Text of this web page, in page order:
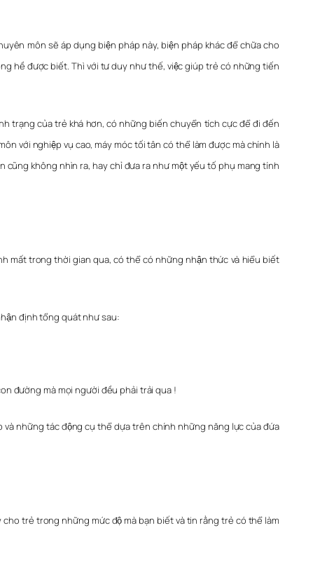
môn sẽ áp dụng biện pháp này, biện pháp khác để chữa cho
hề được biết. Thì với tư duy như thế, việc giúp trẻ có những tiến
trạng của trẻ khá hơn, có những biến chuyển tích cực để đi đến
với nghiệp vụ cao, máy móc tối tân có thể làm được mà chính là
cũng không nhìn ra, hay chỉ đưa ra như một yếu tố phụ mang tính
mất trong thời gian qua, có thể có những nhận thức và hiểu biết
định tổng quát như sau:
đường mà mọi người đều phải trải qua !
những tác động cụ thể dựa trên chính những năng lực của đứa
trẻ trong những mức độ mà bạn biết và tin rằng trẻ có thể làm